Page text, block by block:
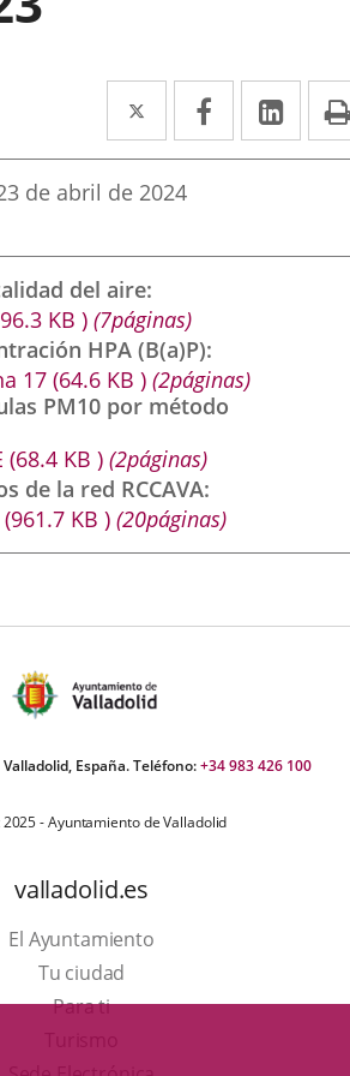
Twitter
Enlace
a
una
externa.
Facebook
Enlace
a
externa.
a
de abril de 2024
del aire
KB ) (7páginas)
HPA (B(a)P)
17 (64.6 KB ) (2páginas)
PM10 por método
(68.4 KB ) (2páginas)
de la red RCCAVA
(961.7 KB ) (20páginas)
España. Teléfono:+34 983 426 100
- Ayuntamiento de Valladolid
valladolid.es
El Ayuntamiento
Tu ciudad
Para ti